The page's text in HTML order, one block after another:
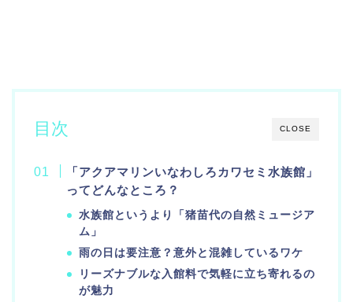
CLOSE
目次
「アクアマリンいなわしろカワセミ水族館」
ってどんなところ？
水族館というより「猪苗代の自然ミュージア
ム」
雨の日は要注意？意外と混雑しているワケ
リーズナブルな入館料で気軽に立ち寄れるの
が魅力